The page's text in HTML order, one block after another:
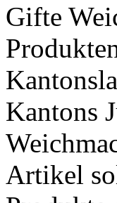
Gifte
Kantons
Artikel